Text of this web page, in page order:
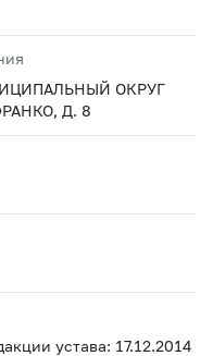
ОКРУГ
Д. 8
устава: 17.12.2014